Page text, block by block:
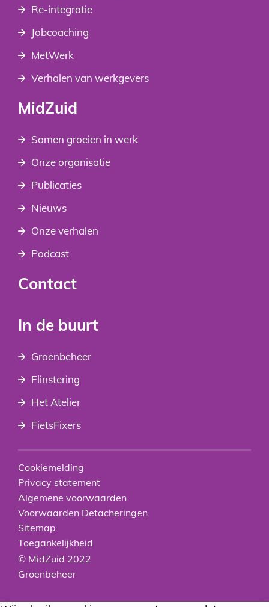
Re-integratie
Jobcoaching
MetWerk
Verhalen van werkgevers
MidZuid
Samen groeien in werk
Onze organisatie
Publicaties
Nieuws
Onze verhalen
Podcast
Contact
In de buurt
Groenbeheer
Flinstering
Het Atelier
FietsFixers
Cookiemelding
Privacy statement
Algemene voorwaarden
Voorwaarden Detacheringen
Sitemap
Toegankelijkheid
© MidZuid 2022
Groenbeheer